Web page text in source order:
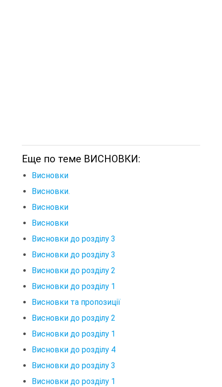
Еще по теме ВИСНОВКИ:
Висновки
Висновки.
Висновки
Висновки
Висновки до розділу 3
Висновки до розділу 3
Висновки до розділу 2
Висновки до розділу 1
Висновки та пропозиції
Висновки до розділу 2
Висновки до розділу 1
Висновки до розділу 4
Висновки до розділу 3
Висновки до розділу 1